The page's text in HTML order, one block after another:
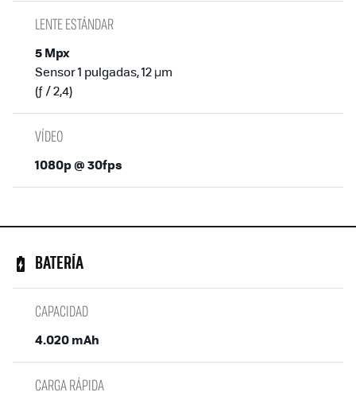
LENTE ESTÁNDAR
5 Mpx
Sensor 1 pulgadas, 12 µm
(ƒ / 2,4)
VÍDEO
1080p @ 30fps
BATERÍA
CAPACIDAD
4.020 mAh
CARGA RÁPIDA